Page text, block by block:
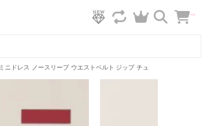
ドレス ノースリーブ ウエストベルト ジップ チュール